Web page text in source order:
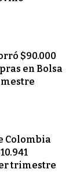
$90.000
en Bolsa
Colombia
trimestre